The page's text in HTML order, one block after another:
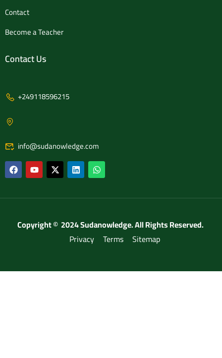
Contact
Become a Teacher
Contact Us
+249118596215
info@sudanowledge.com
Copyright © 2024 Sudanowledge. All Rights Reserved.
Privacy Terms Sitemap